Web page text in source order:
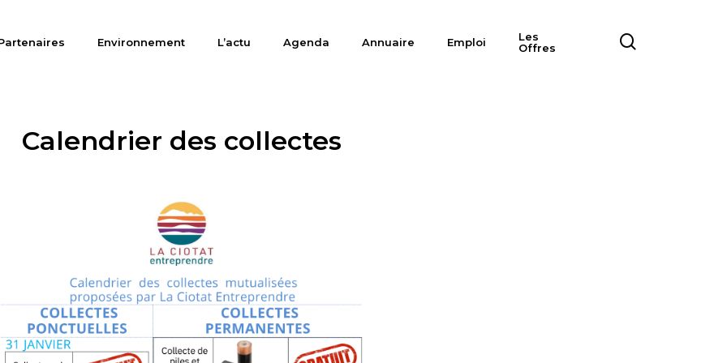
Environnement L’actu Agenda Annuaire Emploi
Les
Offres
Calendrier des collectes